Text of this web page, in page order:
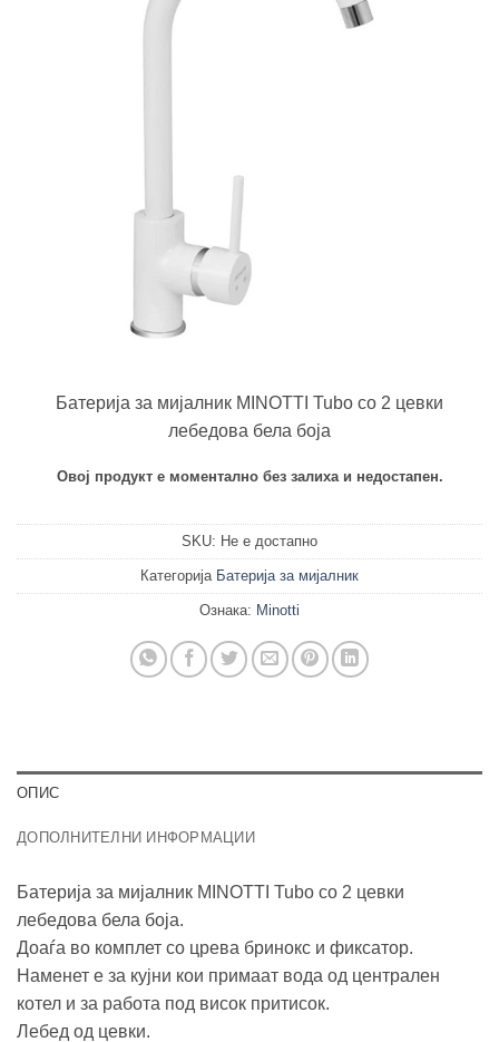
Батерија за мијалник MINOTTI Tubo со 2 цевки
лебедова бела боја
Овој продукт е моментално без залиха и недостапен.
SKU: Не е достапно
Категорија Батерија за мијалник
Ознака: Minotti
ОПИС
ДОПОЛНИТЕЛНИ ИНФОРМАЦИИ
Батерија за мијалник MINOTTI Tubo со 2 цевки
лебедова бела боја.
Доаѓа во комплет со црева бринокс и фиксатор.
Наменет е за кујни кои примаат вода од централен
котел и за работа под висок притисок.
Лебед од цевки.